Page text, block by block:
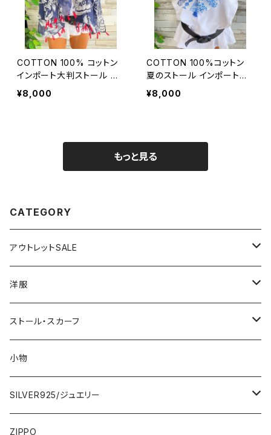
COTTON 100% コットン
インポート大判ストール ｜
ロングストール・心地よい肌
触りのスカーフ/ネイビー＆
¥8,000
COTTON 100%コットン
夏のストール インポート大
判・ロングストール・通気
性・肌触り良いスカーフ/エ
¥8,000
もっと見る
CATEGORY
アウトレットSALE
1000円
2000円
3000円
5000円
7000円
洋服
インポートワンピース
ロング・マキシ
ひざ・ミディ
トップス・カーディガン・アウター
カーディガン
イタリア製ジャケット
スカート・パンツ
ストール・スカーフ
大判ストール・ロングスカーフ
小さめスカーフ
コットンストール・スカーフ
小物
SILVER925/ジュエリー
指輪・リング
ZIPPO